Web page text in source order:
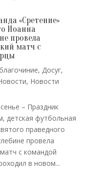
«Сретение»
Иоанна
провела
матч с
, Досуг,
, Новости
– Праздник
детская футбольная
праведного
провела
с командой
в новом...